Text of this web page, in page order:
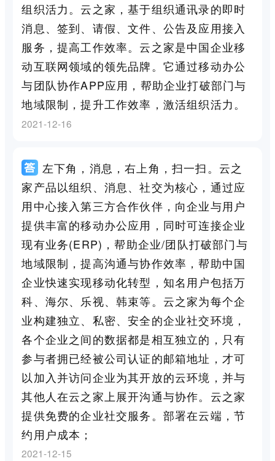
组织活力。云之家，基于组织通讯录的即时
消息、签到、请假、文件、公告及应用接入
服务，提高工作效率。云之家是中国企业移
动互联网领域的领先品牌。它通过移动办公
与团队协作APP应用，帮助企业打破部门与
地域限制，提升工作效率，激活组织活力。
2021-12-16
左下角，消息，右上角，扫一扫。云之
家产品以组织、消息、社交为核心，通过应
用中心接入第三方合作伙伴，向企业与用户
提供丰富的移动办公应用，同时可连接企业
现有业务(ERP)，帮助企业/团队打破部门与
地域限制，提高沟通与协作效率，帮助中国
企业快速实现移动化转型，知名用户包括万
科、海尔、乐视、韩束等。云之家为每个企
业构建独立、私密、安全的企业社交环境，
各个企业之间的数据都是相互独立的，只有
参与者拥已经被公司认证的邮箱地址，才可
以加入并访问企业为其开放的云环境，并与
其他人在云之家上展开沟通与协作。云之家
提供免费的企业社交服务。部署在云端，节
约用户成本；
2021-12-15